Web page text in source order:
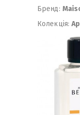
Бренд:
Колекція: